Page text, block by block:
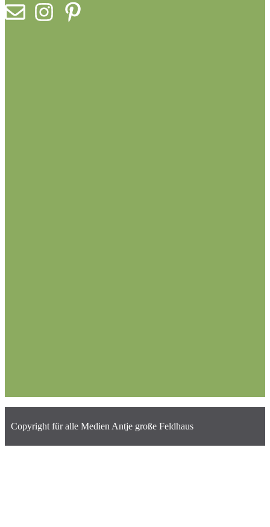
Copyright für alle Medien Antje große Feldhaus